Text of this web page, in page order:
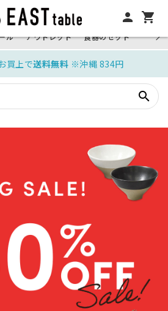
ろ価格！日本
person shopping_cart
ル アウトレット 食器のセット
買上で送料無料 ※沖縄 834円
search